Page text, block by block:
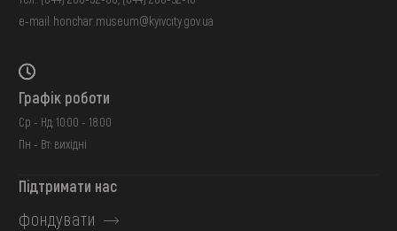
e-mail: honchar.museum@kyivcity.gov.ua
Графік роботи
Ср - Нд: 10:00 - 18:00
Пн - Вт: вихідні
Підтримати нас
фондувати